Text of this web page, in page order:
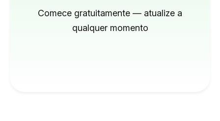
Comece gratuitamente — atualize a
qualquer momento